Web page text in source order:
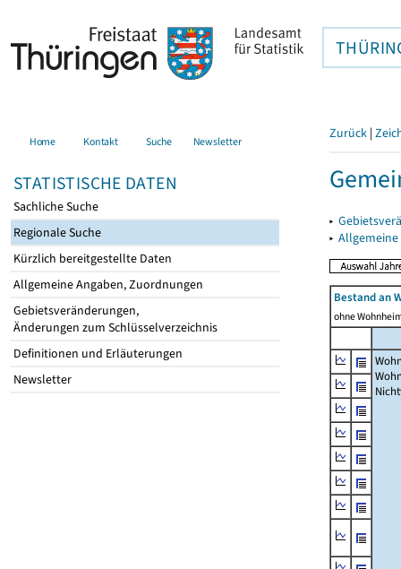
Home Kontakt Suche Newsletter
STATISTISCHE DATEN
Sachliche Suche
Regionale Suche
Kürzlich bereitgestellte Daten
Allgemeine Angaben, Zuordnungen
Gebietsveränderungen,
Änderungen zum Schlüsselverzeichnis
Definitionen und Erläuterungen
Newsletter
Zurück |
▸
▸
Bestand an
ohne